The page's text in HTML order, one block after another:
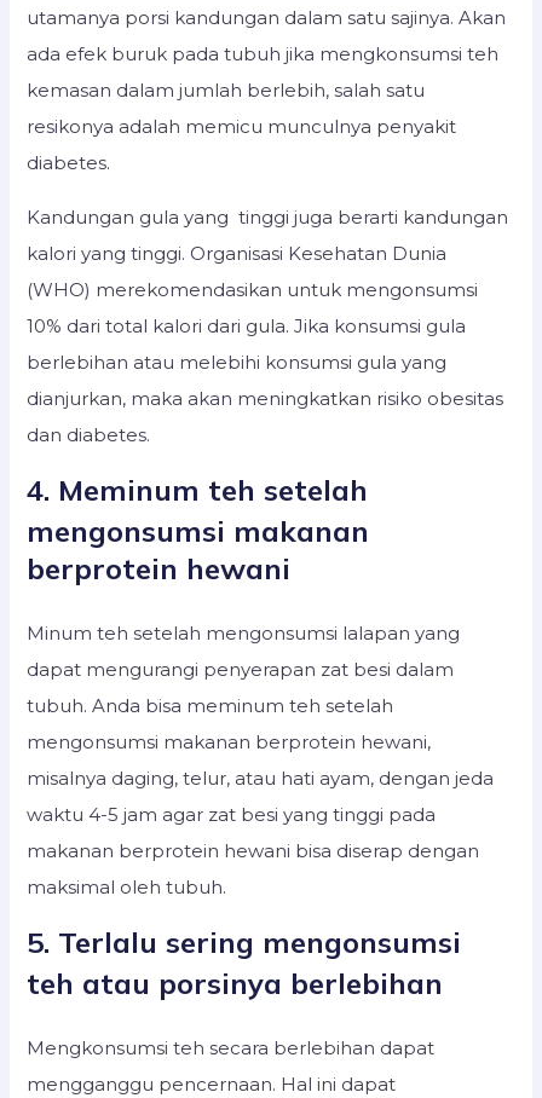
utamanya porsi kandungan dalam satu sajinya. Akan
ada efek buruk pada tubuh jika mengkonsumsi teh
kemasan dalam jumlah berlebih, salah satu
resikonya adalah memicu munculnya penyakit
diabetes.
Kandungan gula yang tinggi juga berarti kandungan
kalori yang tinggi. Organisasi Kesehatan Dunia
(WHO) merekomendasikan untuk mengonsumsi
10% dari total kalori dari gula. Jika konsumsi gula
berlebihan atau melebihi konsumsi gula yang
dianjurkan, maka akan meningkatkan risiko obesitas
dan diabetes.
4. Meminum teh setelah
mengonsumsi makanan
berprotein hewani
Minum teh setelah mengonsumsi lalapan yang
dapat mengurangi penyerapan zat besi dalam
tubuh. Anda bisa meminum teh setelah
mengonsumsi makanan berprotein hewani,
misalnya daging, telur, atau hati ayam, dengan jeda
waktu 4-5 jam agar zat besi yang tinggi pada
makanan berprotein hewani bisa diserap dengan
maksimal oleh tubuh.
5. Terlalu sering mengonsumsi
teh atau porsinya berlebihan
Mengkonsumsi teh secara berlebihan dapat
mengganggu pencernaan. Hal ini dapat